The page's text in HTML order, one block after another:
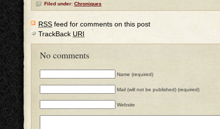
Filed under: Chroniques
RSS feed for comments on this post
TrackBack URI
No comments
Name (required)
Mail (will not be published) (required)
Website